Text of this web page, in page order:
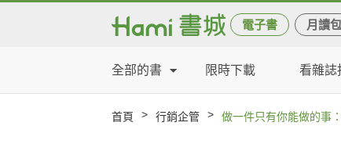
電子書 月讀包
全部的書 限時下載 看雜誌
首頁 > 行銷企管 > 做一件只有你能做的事